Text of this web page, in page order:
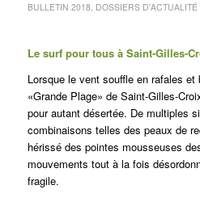
BULLETIN 2018, DOSSIERS D'ACTUALITÉ
Le surf pour tous à Saint-Gilles-
Lorsque le vent souffle en rafales et
«Grande Plage» de Saint-Gilles-
pour autant désertée. De multiples
combinaisons telles des peaux de
hérissé des pointes mousseuses
mouvements tout à la fois
fragile.